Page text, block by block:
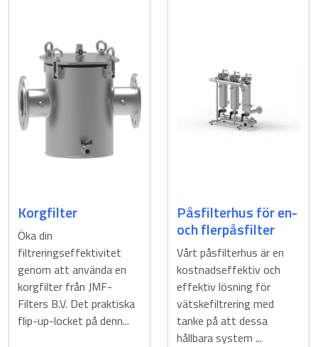
Korgfilter
Öka din
filtreringseffektivitet
genom att använda en
korgfilter från JMF-
Filters B.V. Det praktiska
flip-up-locket på denn...
Påsfilterhus för en-
och flerpåsfilter
Vårt påsfilterhus är en
kostnadseffektiv och
effektiv lösning för
vätskefiltrering med
tanke på att dessa
hållbara system ...